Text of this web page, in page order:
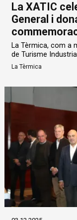
La XATIC
General i
La Tèrmica, com a
de Turisme
La Tèrmica